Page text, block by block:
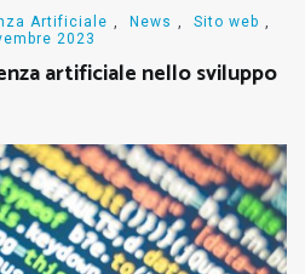
Artificiale , News , Sito web ,
2023
artificiale nello sviluppo